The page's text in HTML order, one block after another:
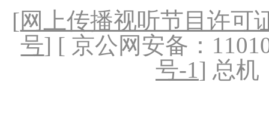
[网上传播视听节目许可
号] [ 京公网安备：
号-1] 总机